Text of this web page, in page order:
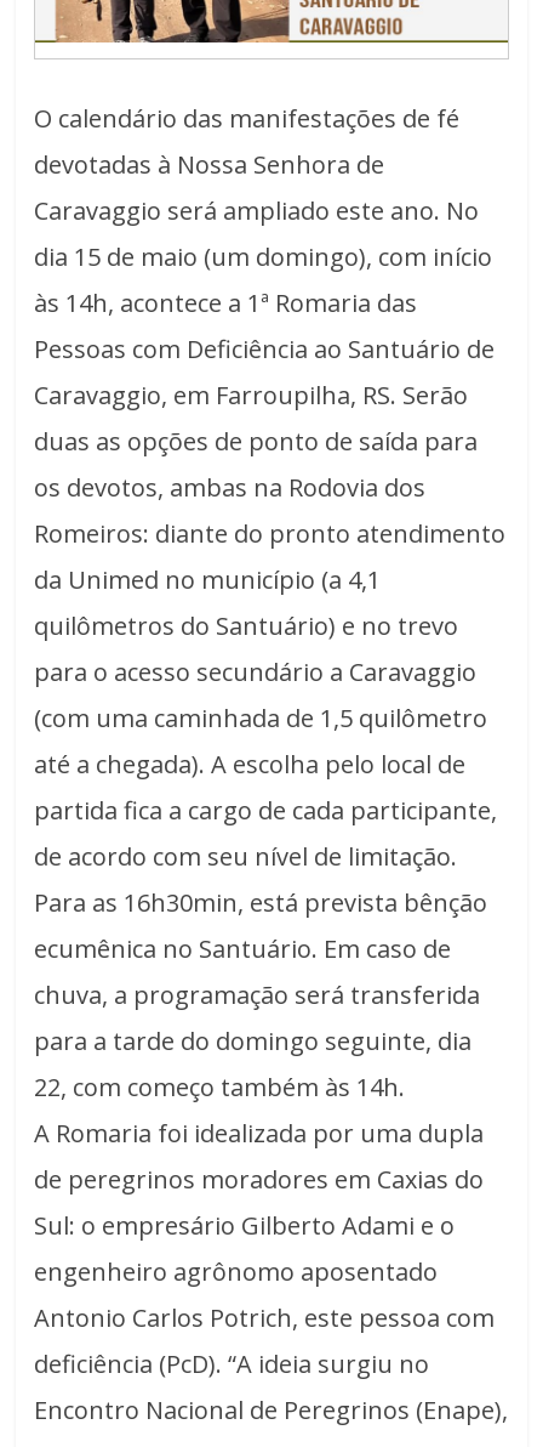
O calendário das manifestações de fé
devotadas à Nossa Senhora de
Caravaggio será ampliado este ano. No
dia 15 de maio (um domingo), com início
às 14h, acontece a 1ª Romaria das
Pessoas com Deficiência ao Santuário de
Caravaggio, em Farroupilha, RS. Serão
duas as opções de ponto de saída para
os devotos, ambas na Rodovia dos
Romeiros: diante do pronto atendimento
da Unimed no município (a 4,1
quilômetros do Santuário) e no trevo
para o acesso secundário a Caravaggio
(com uma caminhada de 1,5 quilômetro
até a chegada). A escolha pelo local de
partida fica a cargo de cada participante,
de acordo com seu nível de limitação.
Para as 16h30min, está prevista bênção
ecumênica no Santuário. Em caso de
chuva, a programação será transferida
para a tarde do domingo seguinte, dia
22, com começo também às 14h.
A Romaria foi idealizada por uma dupla
de peregrinos moradores em Caxias do
Sul: o empresário Gilberto Adami e o
engenheiro agrônomo aposentado
Antonio Carlos Potrich, este pessoa com
deficiência (PcD). “A ideia surgiu no
Encontro Nacional de Peregrinos (Enape),